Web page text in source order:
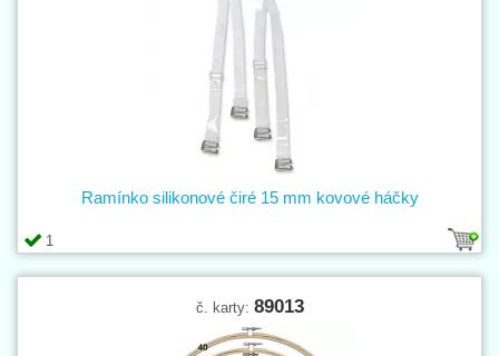
1
Ramínko silikonové čiré 15 mm kovové háčky
č. karty: 89013